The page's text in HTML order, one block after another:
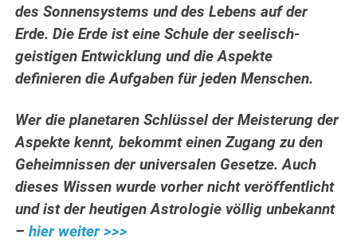
des Sonnensystems und des Lebens auf der
Erde.Die Erde ist eine Schule der seelisch-
geistigen Entwicklung und die Aspekte
definieren die Aufgaben für jeden Menschen.
Wer die planetaren Schlüssel der Meisterung der
Aspekte kennt, bekommt einen Zugang zu den
Geheimnissen der universalen Gesetze. Auch
dieses Wissen wurde vorher nicht veröffentlicht
und ist der heutigen Astrologie völlig unbekannt
–hier weiter >>>